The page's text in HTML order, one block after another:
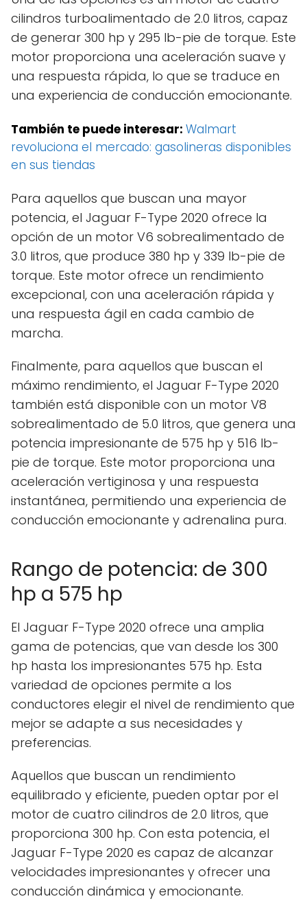
cilindros turboalimentado de 2.0 litros, capaz
de generar 300 hp y 295 lb-pie de torque. Este
motor proporciona una aceleración suave y
una respuesta rápida, lo que se traduce en
una experiencia de conducción emocionante.
También te puede interesar: Walmart
revoluciona el mercado: gasolineras disponibles
en sus tiendas
Para aquellos que buscan una mayor
potencia, el Jaguar F-Type 2020 ofrece la
opción de un motor V6 sobrealimentado de
3.0 litros, que produce 380 hp y 339 lb-pie de
torque. Este motor ofrece un rendimiento
excepcional, con una aceleración rápida y
una respuesta ágil en cada cambio de
marcha.
Finalmente, para aquellos que buscan el
máximo rendimiento, el Jaguar F-Type 2020
también está disponible con un motor V8
sobrealimentado de 5.0 litros, que genera una
potencia impresionante de 575 hp y 516 lb-
pie de torque. Este motor proporciona una
aceleración vertiginosa y una respuesta
instantánea, permitiendo una experiencia de
conducción emocionante y adrenalina pura.
Rango de potencia: de 300
hp a 575 hp
El Jaguar F-Type 2020 ofrece una amplia
gama de potencias, que van desde los 300
hp hasta los impresionantes 575 hp. Esta
variedad de opciones permite a los
conductores elegir el nivel de rendimiento que
mejor se adapte a sus necesidades y
preferencias.
Aquellos que buscan un rendimiento
equilibrado y eficiente, pueden optar por el
motor de cuatro cilindros de 2.0 litros, que
proporciona 300 hp. Con esta potencia, el
Jaguar F-Type 2020 es capaz de alcanzar
velocidades impresionantes y ofrecer una
conducción dinámica y emocionante.